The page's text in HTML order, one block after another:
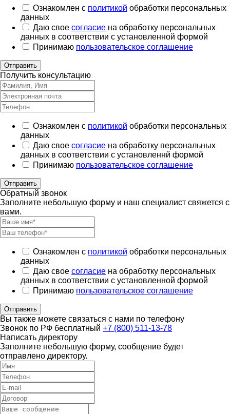
Ознакомлен с политикой обработки персональных
данных
Даю свое согласие на обработку персональных
данных в соответствии с установленной формой
Принимаю пользовательское соглашение
Отправить
Получить консультацию
Ознакомлен с политикой обработки персональных
данных
Даю свое согласие на обработку персональных
данных в соответствии с установленнй формой
Принимаю пользовательское соглашение
Отправить
Обратный звонок
Заполните небольшую форму и наш специалист свяжется с
вами.
Ознакомлен с политикой обработки персональных
данных
Даю свое согласие на обработку персональных
данных в соответствии с установленной формой
Принимаю пользовательское соглашение
Отправить
Вы также можете связаться с нами по телефону
Звонок по РФ бесплатный +7 (800) 511-13-78
Написать директору
Заполните небольшую форму, сообщение будет
отправлено директору.